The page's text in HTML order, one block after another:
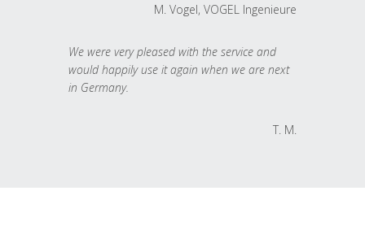
M. Vogel, VOGEL Ingenieure
We were very pleased with the service and
would happily use it again when we are next
in Germany.
T. M.